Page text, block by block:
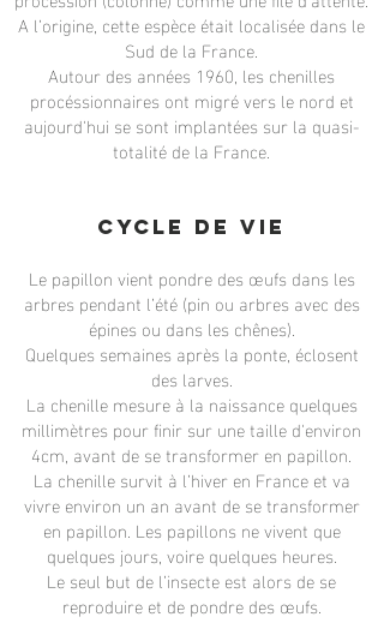
A l’origine, cette espèce était localisée dans le
Sud de la France.
Autour des années 1960, les chenilles
procéssionnaires ont migré vers le nord et
aujourd'hui se sont implantées sur la quasi-
totalité de la France.
Cycle de vie
Le papillon vient pondre des œufs dans les
arbres pendant l’été (pin ou arbres avec des
épines ou dans les chênes).
Quelques semaines après la ponte, éclosent
des larves.
La chenille mesure à la naissance quelques
millimètres pour finir sur une taille d'environ
4cm, avant de se transformer en papillon.
La chenille survit à l’hiver en France et va
vivre environ un an avant de se transformer
en papillon. Les papillons ne vivent que
quelques jours, voire quelques heures.
Le seul but de l’insecte est alors de se
reproduire et de pondre des œufs.